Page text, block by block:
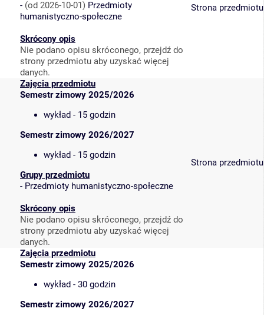
- (od 2026-10-01) Przedmioty
humanistyczno-społeczne
Skrócony opis
Nie podano opisu skróconego, przejdź do
strony przedmiotu aby uzyskać więcej
danych.
Strona przedmiotu
Zajęcia przedmiotu
Semestr zimowy 2025/2026
wykład - 15 godzin
Semestr zimowy 2026/2027
wykład - 15 godzin
Grupy przedmiotu
- Przedmioty humanistyczno-społeczne
Skrócony opis
Nie podano opisu skróconego, przejdź do
strony przedmiotu aby uzyskać więcej
danych.
Strona przedmiotu
Zajęcia przedmiotu
Semestr zimowy 2025/2026
wykład - 30 godzin
Semestr zimowy 2026/2027